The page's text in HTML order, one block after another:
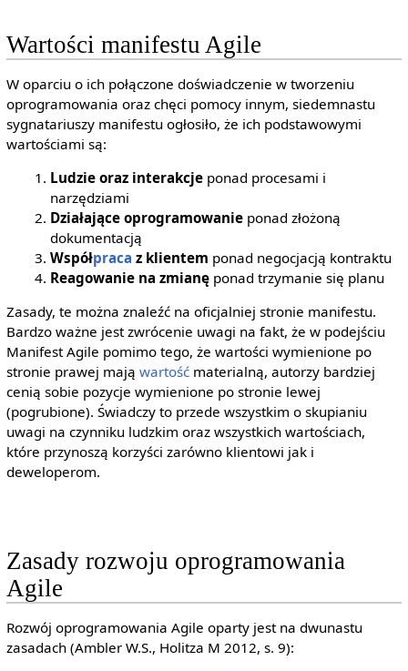
Wartości manifestu Agile
W oparciu o ich połączone doświadczenie w tworzeniu
oprogramowania oraz chęci pomocy innym, siedemnastu
sygnatariuszy manifestu ogłosiło, że ich podstawowymi
wartościami są:
Ludzie oraz interakcje ponad procesami i
narzędziami
Działające oprogramowanie ponad złożoną
dokumentacją
Współpraca z klientem ponad negocjacją kontraktu
Reagowanie na zmianę ponad trzymanie się planu
Zasady, te można znaleźć na oficjalniej stronie manifestu.
Bardzo ważne jest zwrócenie uwagi na fakt, że w podejściu
Manifest Agile pomimo tego, że wartości wymienione po
stronie prawej mają wartośćmaterialną, autorzy bardziej
cenią sobie pozycje wymienione po stronie lewej
(pogrubione). Świadczy to przede wszystkim o skupianiu
uwagi na czynniku ludzkim oraz wszystkich wartościach,
które przynoszą korzyści zarówno klientowi jak i
deweloperom.
Zasady rozwoju oprogramowania
Agile
Rozwój oprogramowania Agile oparty jest na dwunastu
zasadach (Ambler W.S., Holitza M 2012, s. 9):